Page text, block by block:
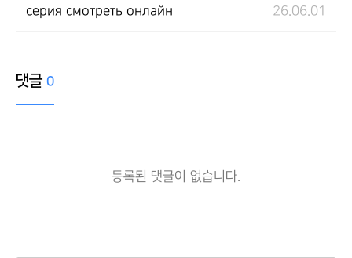
серия смотреть онлайн
26.06.01
댓글 0
등록된 댓글이 없습니다.